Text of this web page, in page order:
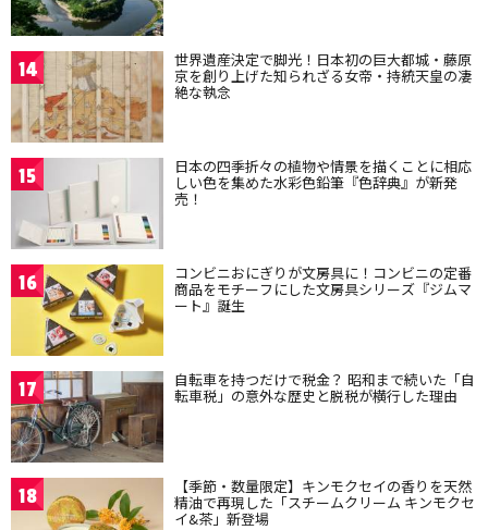
14 世界遺産決定で脚光！日本初の巨大都城・藤原
京を創り上げた知られざる女帝・持統天皇の凄
絶な執念
15 日本の四季折々の植物や情景を描くことに相応
しい色を集めた水彩色鉛筆『色辞典』が新発
売！
16 コンビニおにぎりが文房具に！コンビニの定番
商品をモチーフにした文房具シリーズ『ジムマ
ート』誕生
17 自転車を持つだけで税金？ 昭和まで続いた「自
転車税」の意外な歴史と脱税が横行した理由
18 【季節・数量限定】キンモクセイの香りを天然
精油で再現した「スチームクリーム キンモクセ
イ&茶」新登場